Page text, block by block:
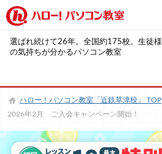
選ばれ続けて26年。全国約175校。生徒様
の気持ちが分かるパソコン教室
ハロー！パソコン教室「近鉄草津校」
TOP
2026年2月 ご入会キャンペーン開始！